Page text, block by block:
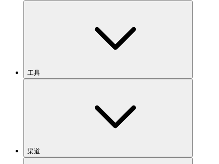
工具
渠道